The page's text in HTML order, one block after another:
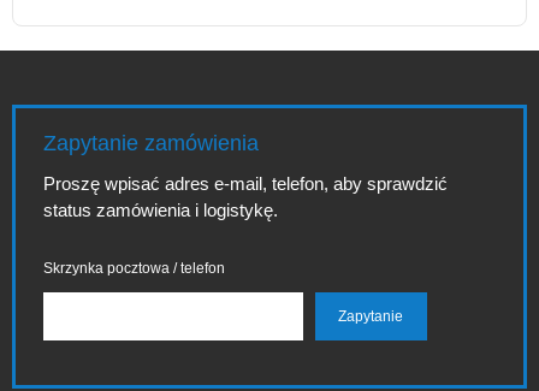
Zapytanie zamówienia
Proszę wpisać adres e-mail, telefon, aby sprawdzić
status zamówienia i logistykę.
Skrzynka pocztowa / telefon